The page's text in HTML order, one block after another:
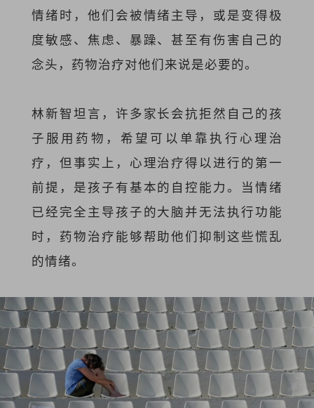
情绪时，他们会被情绪主导，或是变得极
度敏感、焦虑、暴躁、甚至有伤害自己的
念头，药物治疗对他们来说是必要的。
林新智坦言，许多家长会抗拒然自己的孩
子服用药物，希望可以单靠执行心理治
疗，但事实上，心理治疗得以进行的第一
前提，是孩子有基本的自控能力。当情绪
已经完全主导孩子的大脑并无法执行功能
时，药物治疗能够帮助他们抑制这些慌乱
的情绪。